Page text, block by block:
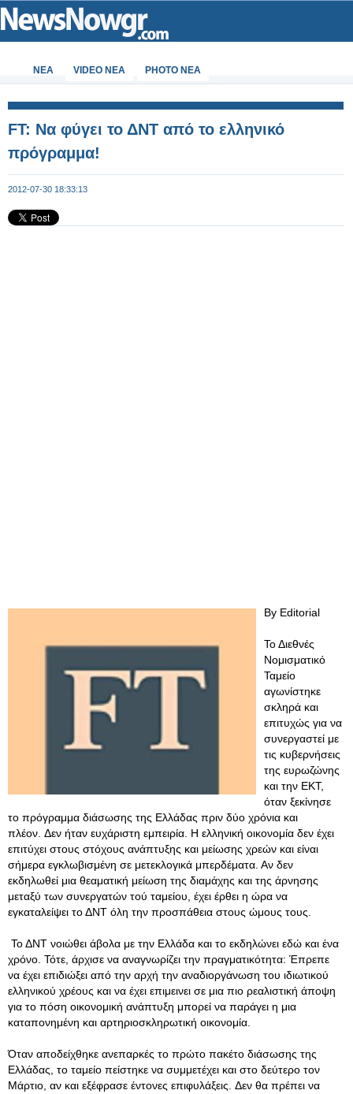
ΝΕΑ VIDEO NEA PHOTO NEA
FT: Να φύγει το ΔΝΤ από το ελληνικό
πρόγραμμα!
2012-07-30 18:33:13
By Editorial
Το Διεθνές
Νομισματικό
Ταμείο
αγωνίστηκε
σκληρά και
επιτυχώς για να
συνεργαστεί με
τις κυβερνήσεις
της ευρωζώνης
και την ΕΚΤ,
όταν ξεκίνησε
το πρόγραμμα διάσωσης της Ελλάδας πριν δύο χρόνια και
πλέον. Δεν ήταν ευχάριστη εμπειρία. Η ελληνική οικονομία δεν έχει
επιτύχει στους στόχους ανάπτυξης και μείωσης χρεών και είναι
σήμερα εγκλωβισμένη σε μετεκλογικά μπερδέματα. Αν δεν
εκδηλωθεί μια θεαματική μείωση της διαμάχης και της άρνησης
μεταξύ των συνεργατών τού ταμείου, έχει έρθει η ώρα να
εγκαταλείψει το ΔΝΤ όλη την προσπάθεια στους ώμους τους.
Το ΔΝΤ νοιώθει άβολα με την Ελλάδα και το εκδηλώνει εδώ και ένα
χρόνο. Τότε, άρχισε να αναγνωρίζει την πραγματικότητα: Έπρεπε
να έχει επιδιώξει από την αρχή την αναδιοργάνωση του ιδιωτικού
ελληνικού χρέους και να έχει επιμεινει σε μια πιο ρεαλιστική άποψη
για το πόση οικονομική ανάπτυξη μπορεί να παράγει η μια
καταπονημένη και αρτηριοσκληρωτική οικονομία.
Όταν αποδείχθηκε ανεπαρκές το πρώτο πακέτο διάσωσης της
Ελλάδας, το ταμείο πείστηκε να συμμετέχει και στο δεύτερο τον
Μάρτιο, αν και εξέφρασε έντονες επιφυλάξεις. Δεν θα πρέπει να